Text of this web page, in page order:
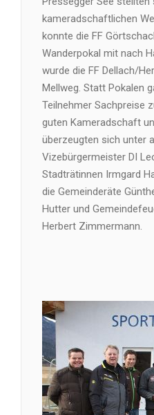
kameradschaftlichen
konnte die FF
Wanderpokal mit nach
wurde die FF Dellach/
Mellweg. Statt Pokalen
Teilnehmer Sachpreise
guten Kameradschaft
überzeugten sich unter
Vizebürgermeister DI
Stadträtinnen Irmgard
die Gemeinderäte
Hutter und
Herbert Zimmermann.